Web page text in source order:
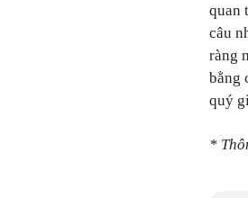
quan
câu
ràng
bằng
quý
*